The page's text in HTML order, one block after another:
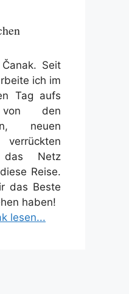
Seit
ich im
Tag aufs
den
neuen
das Netz
Reise.
das Beste
haben!
lesen...